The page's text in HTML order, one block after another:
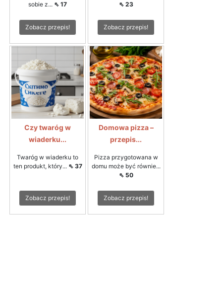
sobie z... ⇖ 17
Zobacz przepis!
⇖ 23
Zobacz przepis!
Czy twaróg w
wiaderku...
Twaróg w wiaderku to
ten produkt, który... ⇖ 37
Zobacz przepis!
Domowa pizza –
przepis...
Pizza przygotowana w
domu może być równie...
⇖ 50
Zobacz przepis!